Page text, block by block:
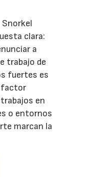
Snorkel
clara:
a
trabajo de
fuertes es
factor
en
o entornos
marcan la